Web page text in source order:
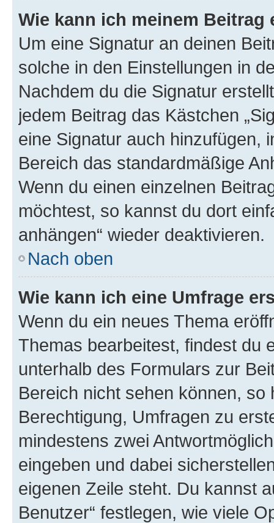
Wie kann ich meinem
Um eine Signatur an deinen
solche in den Einstellungen in
Nachdem du die Signatur
jedem Beitrag das Kästchen
eine Signatur auch hinzufügen,
Bereich das standardmäßige
Wenn du einen einzelnen
möchtest, so kannst du dort
anhängen“ wieder deaktivieren.
Nach oben
Wie kann ich eine Umfrage
Wenn du ein neues Thema
Themas bearbeitest, findest du
unterhalb des Formulars zur
Bereich nicht sehen können,
Berechtigung, Umfragen zu
mindestens zwei
eingeben und dabei
eigenen Zeile steht. Du kannst
Benutzer“ festlegen, wie viele